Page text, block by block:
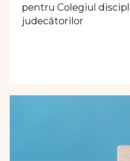
pentru Colegiul
judecătorilor